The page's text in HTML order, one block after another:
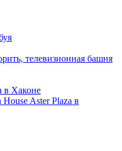
телевизионная башня
в Хаконе
Aster Plaza в